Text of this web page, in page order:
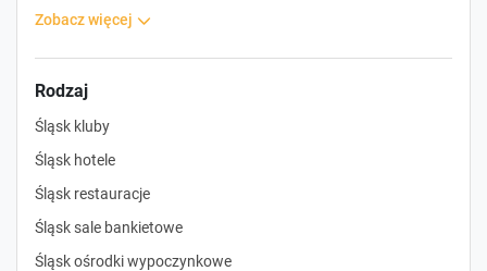
zobacz więcej
Rodzaj
Śląsk kluby
Śląsk hotele
Śląsk restauracje
Śląsk sale bankietowe
Śląsk ośrodki wypoczynkowe